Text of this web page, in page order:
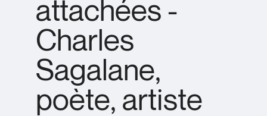
attachées -
Charles
Sagalane,
poète, artiste